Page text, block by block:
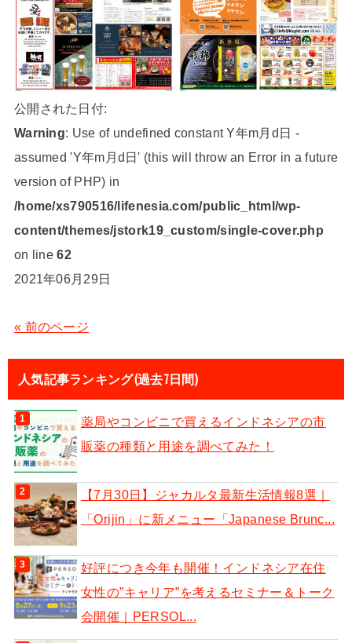
公開された日付:
Warning: Use of undefined constant Y年m月d日 -
assumed 'Y年m月d日' (this will throw an Error in a future
version of PHP) in
/home/xs790516/lifenesia.com/public_html/wp-
content/themes/jstork19_custom/single-cover.php
on line62
2021年06月29日
« 前のページ
人気記事ランキング(過去7日間)
薬局やコンビニで買えるインドネシアの市
販薬の種類と用途を調べてみた！
【7月30日】ジャカルタ最新生活情報8選｜
「Orijin」に新メニュー「Japanese Brunc...
好評につき今年も開催！インドネシア在住
女性の”キャリア”を考えるセミナー＆トーク
会開催｜PERSOL...